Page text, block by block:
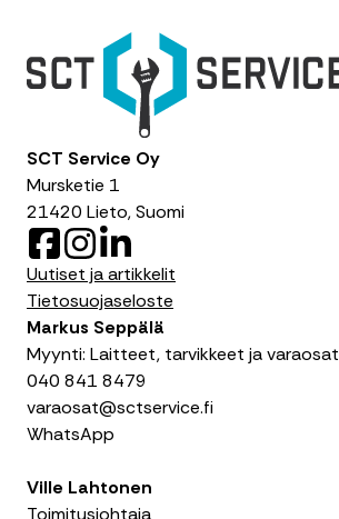
SCT Service Oy
Mursketie 1
21420 Lieto, Suomi
F
a
e
o
k
n
s
t
g
a
m
i
n
k
d
Uutiset ja artikkelit
Tietosuojaseloste
Markus Seppälä
Myynti: Laitteet, tarvikkeet ja varaosat
040 841 8479
varaosat@sctservice.fi
WhatsApp
Ville Lahtonen
Toimitusjohtaja